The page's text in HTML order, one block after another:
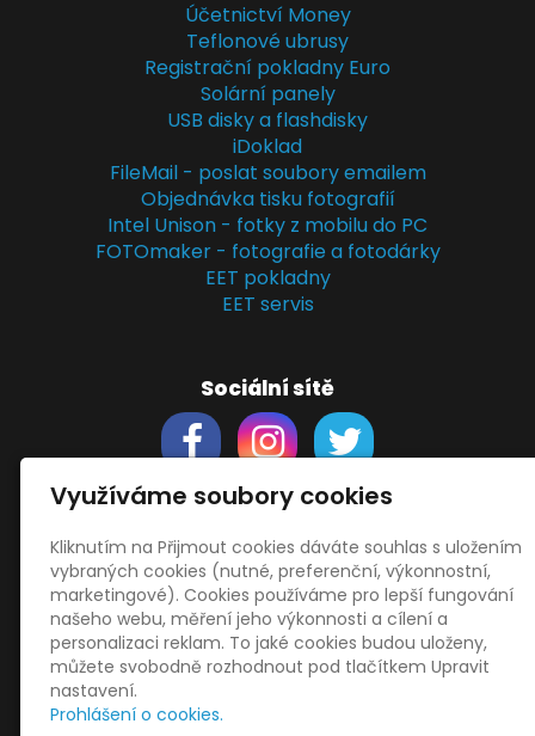
Účetnictví Money
Teflonové ubrusy
Registrační pokladny Euro
Solární panely
USB disky a flashdisky
iDoklad
FileMail - poslat soubory emailem
Objednávka tisku fotografií
Intel Unison - fotky z mobilu do PC
FOTOmaker - fotografie a fotodárky
EET pokladny
EET servis
Sociální sítě
Support
Obchodní podmínky
Zásady zpracování osobních údajů
Obrázky použityvecteezy.com
adepositphotos.com
OneDrive
HopToDesk
Využíváme soubory cookies
Kliknutím na Přijmout cookies dáváte souhlas s uložením
vybraných cookies (nutné, preferenční, výkonnostní,
marketingové). Cookies používáme pro lepší fungování
našeho webu, měření jeho výkonnosti a cílení a
personalizaci reklam. To jaké cookies budou uloženy,
můžete svobodně rozhodnout pod tlačítkem Upravit
nastavení.
Prohlášení o cookies.